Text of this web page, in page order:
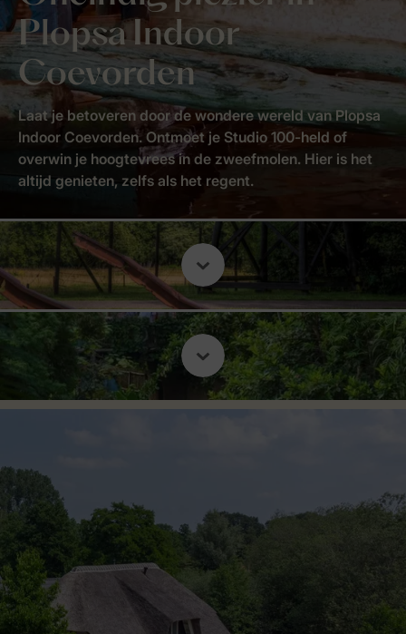
Plopsa Indoor
Coevorden
Laat je betoveren door de wondere wereld van Plopsa
Indoor Coevorden. Ontmoet je Studio 100-held of
overwin je hoogtevrees in de zweefmolen. Hier is het
altijd genieten, zelfs als het regent.